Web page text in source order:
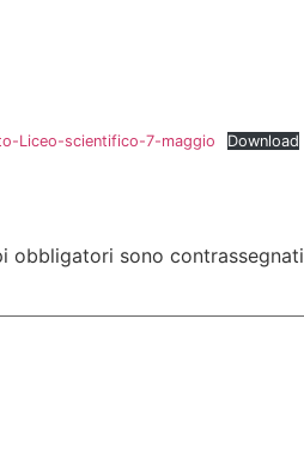
Liceo-scientifico-7-maggio Download
obbligatori sono contrassegnati